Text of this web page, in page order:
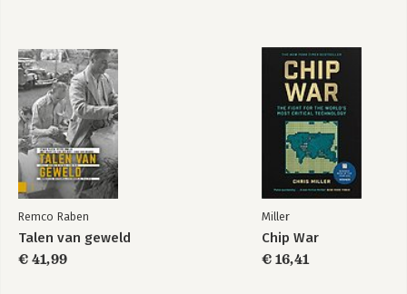
Remco Raben
Talen van geweld
€ 41,99
Miller
Chip War
€ 16,41